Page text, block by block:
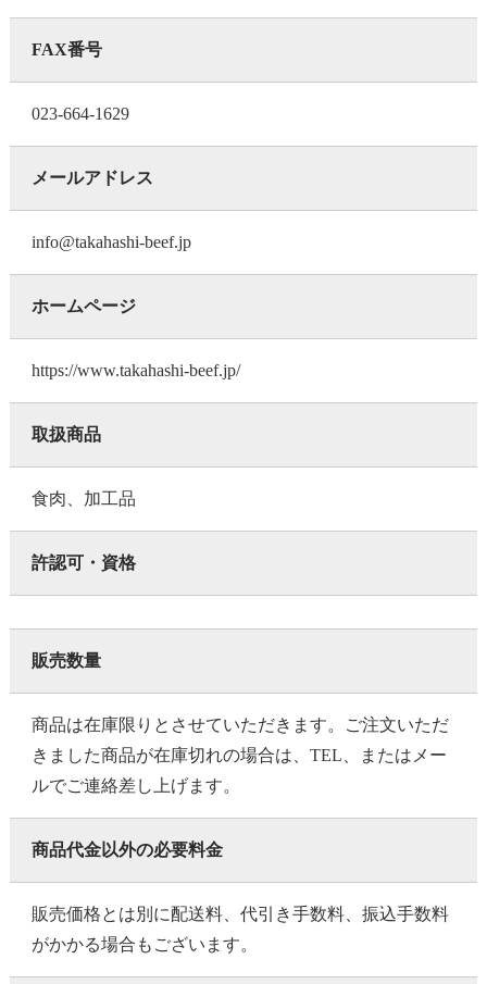
FAX番号
023-664-1629
メールアドレス
info@takahashi-beef.jp
ホームページ
https://www.takahashi-beef.jp/
取扱商品
食肉、加工品
許認可・資格
販売数量
商品は在庫限りとさせていただきます。ご注文いただ
きました商品が在庫切れの場合は、TEL、またはメー
ルでご連絡差し上げます。
商品代金以外の必要料金
販売価格とは別に配送料、代引き手数料、振込手数料
がかかる場合もございます。